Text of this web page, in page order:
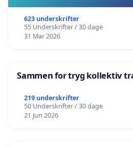
623 underskrifter
55 Underskrifter / 30 dage
31 Mar 2026
Sammen for tryg kollektiv
219 underskrifter
50 Underskrifter / 30 dage
21 Jun 2026